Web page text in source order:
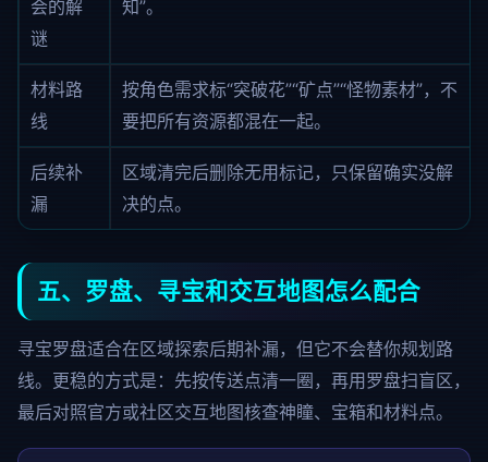
会的解
谜
知”。
材料路
线
按角色需求标“突破花”“矿点”“怪物素材”，不
要把所有资源都混在一起。
后续补
漏
区域清完后删除无用标记，只保留确实没解
决的点。
五、罗盘、寻宝和交互地图怎么配合
寻宝罗盘适合在区域探索后期补漏，但它不会替你规划路
线。更稳的方式是：先按传送点清一圈，再用罗盘扫盲区，
最后对照官方或社区交互地图核查神瞳、宝箱和材料点。